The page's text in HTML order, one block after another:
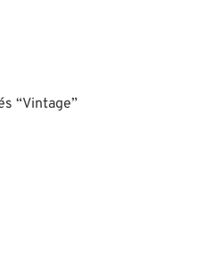
“Vintage”